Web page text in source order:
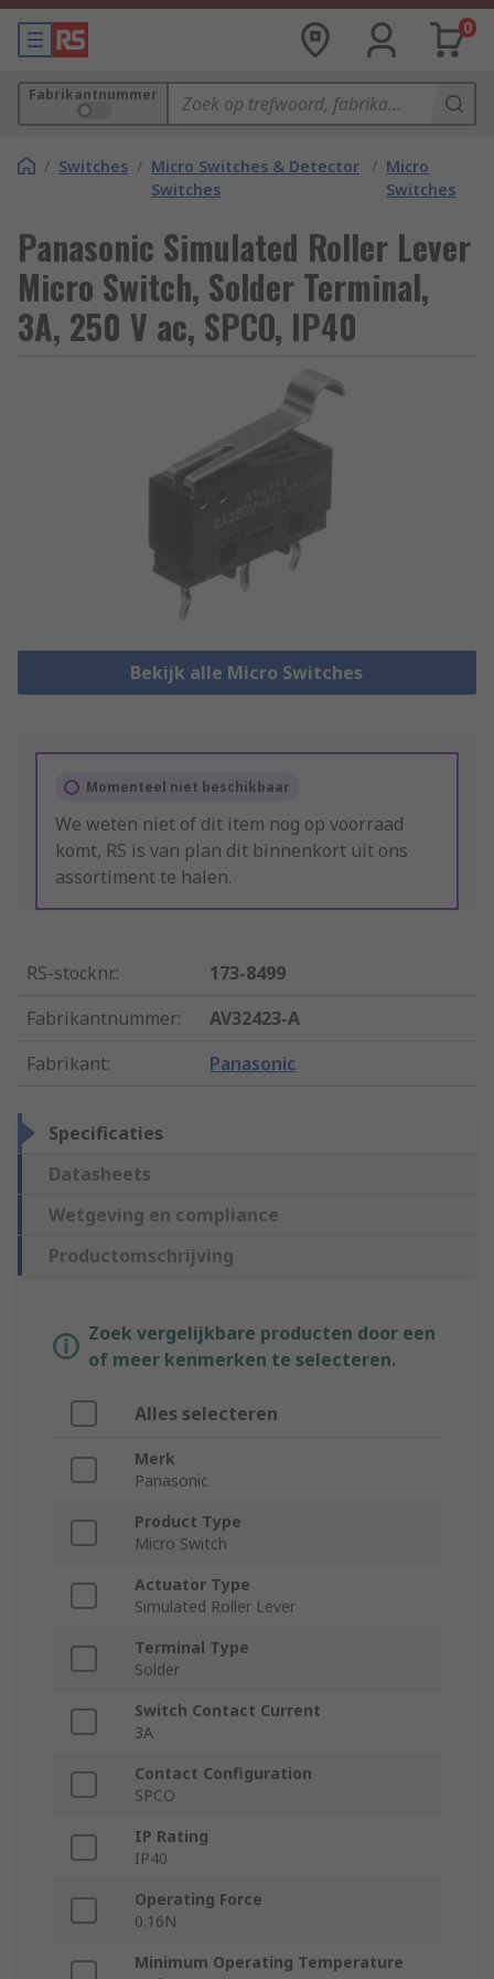
0
Fabrikantnummer
/ Switches / Micro Switches & Detector
Switches
/ Micro
Switches
Panasonic Simulated Roller Lever
Micro Switch, Solder Terminal,
3A, 250 V ac, SPCO, IP40
Bekijk alle Micro Switches
Momenteel niet beschikbaar
We weten niet of dit item nog op voorraad
komt, RS is van plan dit binnenkort uit ons
assortiment te halen.
RS-stocknr.:
173-8499
Fabrikantnummer:
AV32423-A
Fabrikant: Panasonic
Specificaties
Datasheets
Wetgeving en compliance
Productomschrijving
Zoek vergelijkbare producten door een
of meer kenmerken te selecteren.
Alles selecteren
Merk
Panasonic
Product Type
Micro Switch
Actuator Type
Simulated Roller Lever
Terminal Type
Solder
Switch Contact Current
3A
Contact Configuration
SPCO
IP Rating
IP40
Operating Force
0.16N
Minimum Operating Temperature